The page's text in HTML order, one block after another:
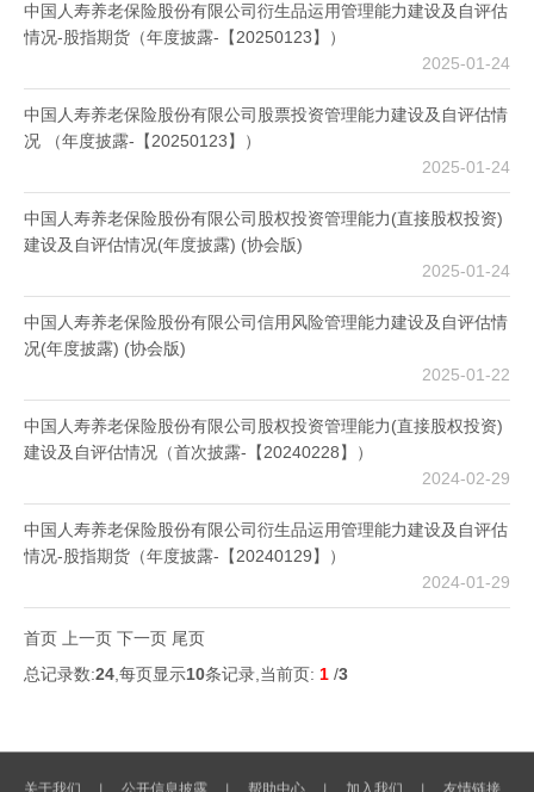
中国人寿养老保险股份有限公司衍生品运用管理能力建设及自评估
情况-股指期货（年度披露-【20250123】）
2025-01-24
中国人寿养老保险股份有限公司股票投资管理能力建设及自评估情
况 （年度披露-【20250123】）
2025-01-24
中国人寿养老保险股份有限公司股权投资管理能力(直接股权投资)
建设及自评估情况(年度披露) (协会版)
2025-01-24
中国人寿养老保险股份有限公司信用风险管理能力建设及自评估情
况(年度披露) (协会版)
2025-01-22
中国人寿养老保险股份有限公司股权投资管理能力(直接股权投资)
建设及自评估情况（首次披露-【20240228】）
2024-02-29
中国人寿养老保险股份有限公司衍生品运用管理能力建设及自评估
情况-股指期货（年度披露-【20240129】）
2024-01-29
首页 上一页 下一页 尾页
总记录数:24,每页显示10条记录,当前页: 1 /3